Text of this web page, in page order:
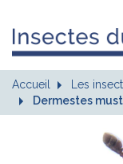
Accueil
Les
Dermestes